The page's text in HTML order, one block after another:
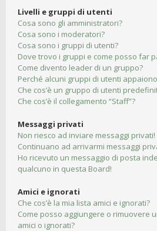
Livelli e gruppi di utenti
Cosa sono gli amministratori?
Cosa sono i moderatori?
Cosa sono i gruppi di utenti?
Dove trovo i gruppi e come posso far
Come divento leader di un gruppo?
Perché alcuni gruppi di utenti
Che cos’è un gruppo di utenti
Che cos’è il collegamento “Staff”?
Messaggi privati
Non riesco ad inviare messaggi privati!
Continuano ad arrivarmi messaggi
Ho ricevuto un messaggio di posta
qualcuno in questa Board!
Amici e ignorati
Che cos’è la mia lista amici e ignorati?
Come posso aggiungere o rimuovere
amici o ignorati?